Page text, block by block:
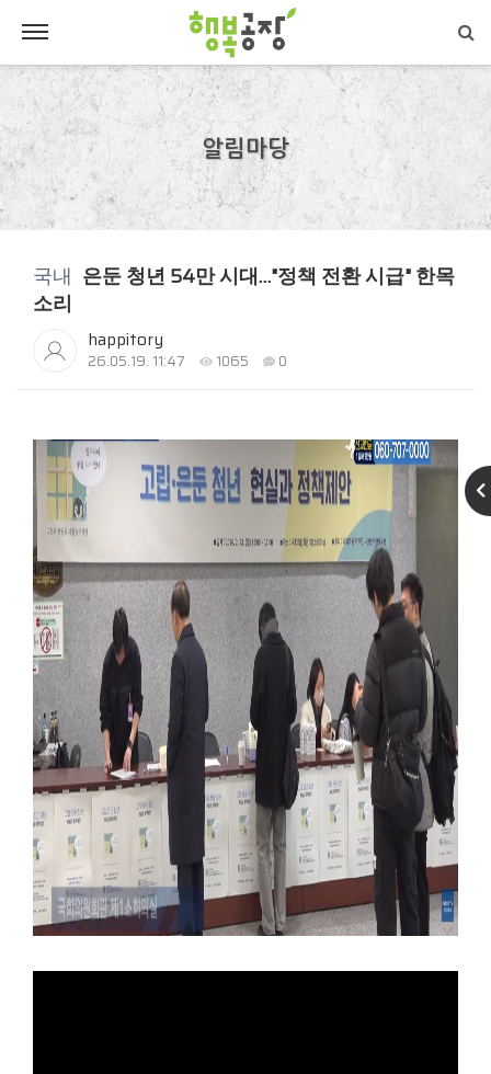
알림마당
국내 은둔 청년 54만 시대…"정책 전환 시급" 한목
소리
happitory
26.05.19. 11:47 1065 0